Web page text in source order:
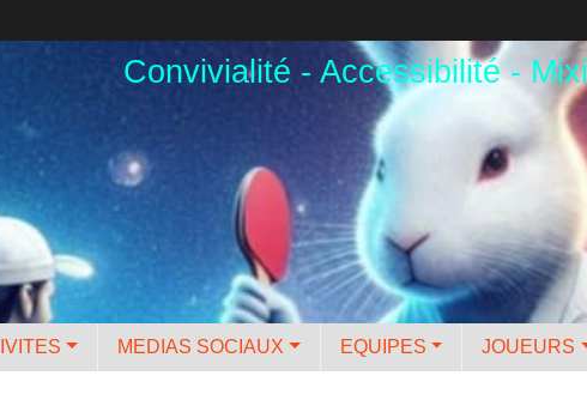
Convivialité - Accessibilité -
MEDIAS SOCIAUX EQUIPES JOUEURS